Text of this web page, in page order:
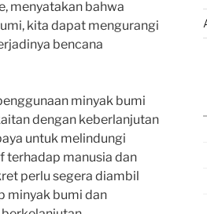
menyatakan bahwa
kita dapat mengurangi
bencana
minyak bumi
dengan keberlanjutan
untuk melindungi
terhadap manusia dan
perlu segera diambil
minyak bumi dan